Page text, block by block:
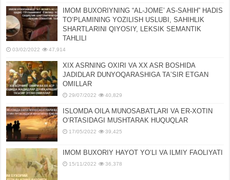
IMOM BUXORIYNING “AL-JOMEʼ AS-SAHIH” HADIS
TOʻPLAMINING YOZILISH USLUBI, SAHIHLIK
SHARTLARINI QIYOSIY, LЕKSIK SЕMANTIK
TAHLILI
03/02/2022 47,914
XIX ASRNING OXIRI VA XX ASR BOSHIDA
JADIDLAR DUNYOQARASHIGA TAʼSIR ETGAN
OMILLAR
29/07/2022 40,829
ISLOMDA OILA MUNOSABATLARI VA ER-XOTIN
OʻRTASIDAGI MUSHTARAK HUQUQLAR
17/05/2022 39,425
IMOM BUXORIY HAYOT YOʻLI VA ILMIY FAOLIYATI
15/11/2022 36,378